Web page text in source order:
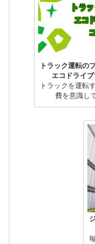
トラック運転の
エコドライブ
トラックを運転
費を意識し